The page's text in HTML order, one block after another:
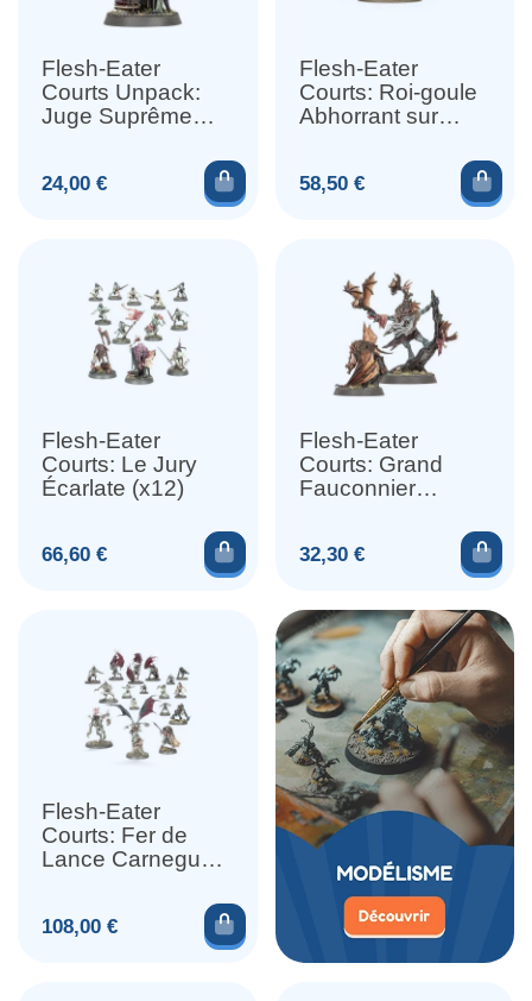
Flesh-Eater
Courts Unpack:
Juge Suprême
Prix
24,00 € Ajouter au panier
Flesh-Eater
Courts: Roi-goule
Abhorrant sur
Prix
58,50 €
Flesh-Eater
Courts: Le Jury
Écarlate (x12)
Prix
66,60 € Ajouter au panier
Flesh-Eater
Courts: Grand
Fauconnier
Prix
32,30 €
Flesh-Eater
Courts: Fer de
Lance Carneguet
Prix
108,00 € Ajouter au panier